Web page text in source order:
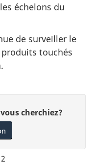
échelons du
de surveiller le
touchés
cherchiez?